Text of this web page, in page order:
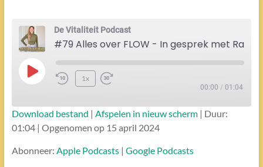
De Vitaliteit Podcast
Play
Episode
1x
00:00 / 01:04
ABONNEREN DELEN
Apple Podcasts Google Podcasts
DELEN
Download bestand | Afspelen in nieuw scherm| Duur:
01:04| Opgenomen op 15 april 2024
Abonneer: Apple Podcasts| Google Podcasts